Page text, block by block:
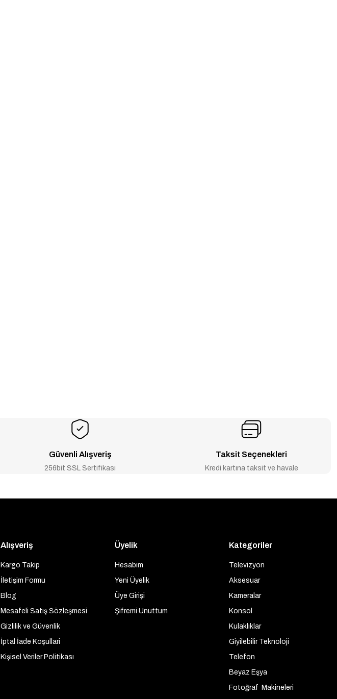
Güvenli Alışveriş
256bit SSL Sertifikası
Taksit Seçenekleri
Kredi kartına taksit ve havale
Alışveriş
Kargo Takip
İletişim Formu
Blog
Mesafeli Satış Sözleşmesi
Gizlilik ve Güvenlik
İptal İade Koşullari
Kişisel Veriler Politikası
Üyelik
Hesabım
Yeni Üyelik
Üye Girişi
Şifremi Unuttum
Kategoriler
Televizyon
Aksesuar
Kameralar
Konsol
Kulaklıklar
Giyilebilir Teknoloji
Telefon
Beyaz Eşya
Fotoğraf Makineleri